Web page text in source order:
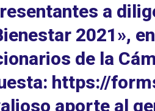
a
2021»,
de la
https://
aporte al